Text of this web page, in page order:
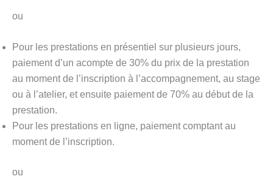
ou
Pour les prestations en présentiel sur plusieurs jours,
paiement d’un acompte de 30% du prix de la prestation
au moment de l’inscription à l’accompagnement, au stage
ou à l’atelier, et ensuite paiement de 70% au début de la
prestation.
Pour les prestations en ligne, paiement comptant au
moment de l’inscription.
ou